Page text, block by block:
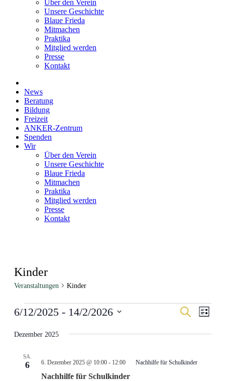
Über den Verein
Unsere Geschichte
Blaue Frieda
Mitmachen
Praktika
Mitglied werden
Presse
Kontakt
News
Beratung
Bildung
Freizeit
ANKER-Zentrum
Spenden
Wir
Über den Verein
Unsere Geschichte
Blaue Frieda
Mitmachen
Praktika
Mitglied werden
Presse
Kontakt
Kinder
Veranstaltungen Kinder
Veranstaltungen
und
Suche
Liste
6/12/2025 - 14/2/2026
wählen.
Dezember 2025
SA.
6
Nachhilfe für Schulkinder
6. Dezember 2025 @ 10:00- 12:00 Nachhilfe für Schulkinder